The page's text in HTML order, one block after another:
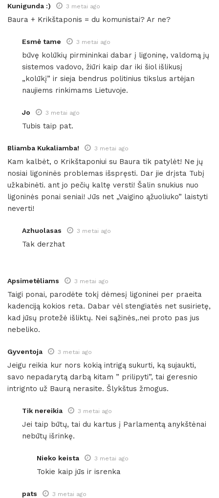
Kunigunda :) 3 metai ago
Baura + Krikštaponis = du komunistai? Ar ne?
Esmė tame 3 metai ago
būvę kolūkių pirmininkai dabar į ligoninę, valdomą jų
sistemos vadovo, žiūri kaip dar iki šiol išlikusį
„kolūkį” ir sieja bendrus politinius tikslus artėjan
naujiems rinkimams Lietuvoje.
Jo 3 metai ago
Tubis taip pat.
Bliamba Kukaliamba! 3 metai ago
Kam kalbėt, o Krikštaponiui su Baura tik patylėt! Ne jų
nosiai ligoninės problemas išspręsti. Dar jie drįsta Tubį
užkabinėti. ant jo pečių kaltę versti! Šalin snukius nuo
ligoninės ponai seniai! Jūs net „Vaigino ąžuoliuko” laistyti
neverti!
Azhuolasas 3 metai ago
Tak derzhat
Apsimetėliams 3 metai ago
Taigi ponai, parodėte tokį dėmesį ligoninei per praeita
kadenciją kokios reta. Dabar vėl stengiatės net susirietę,
kad jūsų protežė išliktų. Nei sąžinės,.nei proto pas jus
nebeliko.
Gyventoja 3 metai ago
Jeigu reikia kur nors kokią intrigą sukurti, ką sujaukti,
savo nepadarytą darbą kitam ” prilipyti”, tai geresnio
intrignto už Baurą nerasite. Šlykštus žmogus.
Tik nereikia 3 metai ago
Jei taip būtų, tai du kartus į Parlamentą anykštėnai
nebūtų išrinkę.
Nieko keista 3 metai ago
Tokie kaip jūs ir isrenka
pats 3 metai ago